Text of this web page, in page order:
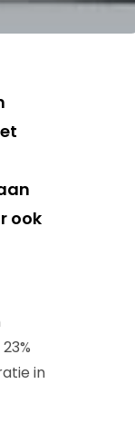
ook
in